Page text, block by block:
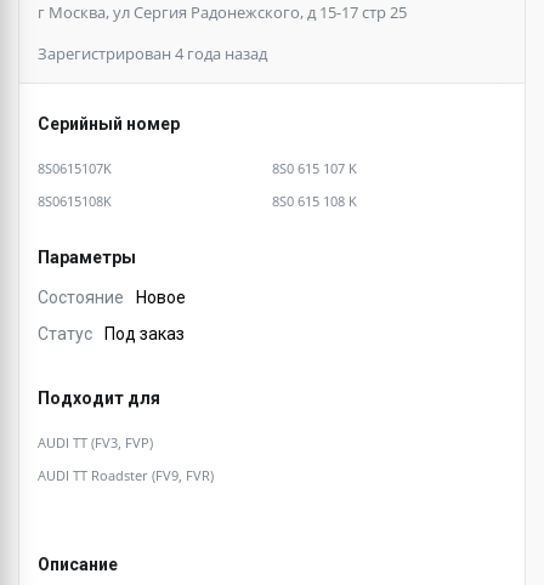
г Москва, ул Сергия Радонежского, д 15-17 стр 25
Зарегистрирован 4 года назад
Серийный номер
8S0615107K
8S0 615 107 K
8S0615108K
8S0 615 108 K
Параметры
Состояние
Новое
Статус
Под заказ
Подходит для
AUDI TT (FV3, FVP)
AUDI TT Roadster (FV9, FVR)
Описание